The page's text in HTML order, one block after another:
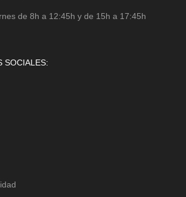
de 8h a 12:45h y de 15h a 17:45h
SOCIALES: